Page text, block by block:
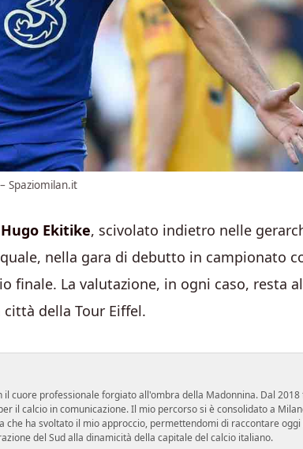
Spaziomilan.it
Ekitike, scivolato indietro nelle
nella gara di debutto in campionato
finale. La valutazione, in ogni caso, resta
della Tour Eiffel.
il cuore professionale forgiato all'ombra della Madonnina. Dal
il calcio in comunicazione. Il mio percorso si è consolidato a
che ha svoltato il mio approccio, permettendomi di raccontare
del Sud alla dinamicità della capitale del calcio italiano.